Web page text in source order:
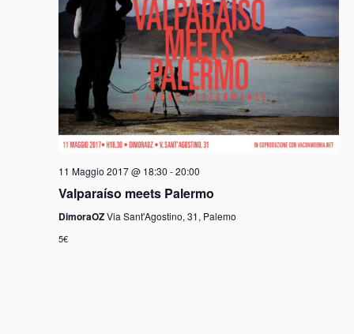
11 Maggio 2017 @ 18:30 -20:00
Valparaíso meets Palermo
DimoraOZVia Sant'Agostino, 31, Palemo
5€